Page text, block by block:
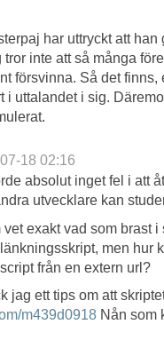
har uttryckt att
tror inte att så många
försvinna. Så det
i uttalandet i sig.
18 02:16
absolut inget fel i att
utvecklare kan
exakt vad som brast
men hur
från en extern url?
jag ett tips om att
m439d0918 Nån som